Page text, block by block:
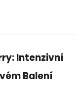
Intenzivní
Balení